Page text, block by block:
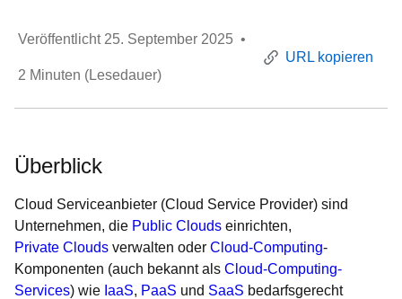
Veröffentlicht 25. September 2025 •
2 Minuten (Lesedauer)
URL kopieren
Überblick
Cloud Serviceanbieter (Cloud Service Provider) sind
Unternehmen, die Public Clouds einrichten,
Private Clouds verwalten oder Cloud-Computing-
Komponenten (auch bekannt als Cloud-Computing-
Services) wie IaaS, PaaS und SaaS bedarfsgerecht